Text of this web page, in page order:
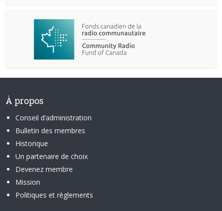
À propos
Conseil d’administration
Bulletin des membres
Historique
Un partenaire de choix
Devenez membre
Mission
Politiques et règlements